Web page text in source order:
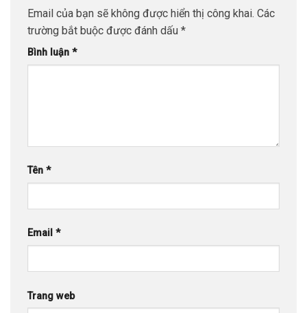
Email của bạn sẽ không được hiển thị công khai. Các
trường bắt buộc được đánh dấu *
Bình luận *
Tên *
Email *
Trang web